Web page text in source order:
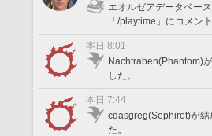
エオルゼアデータベース
「/playtime」にコメン
本日 8:01
Nachtraben(Phantom)
した。
本日 7:44
cdasgreg(Sephirot)が結
た。